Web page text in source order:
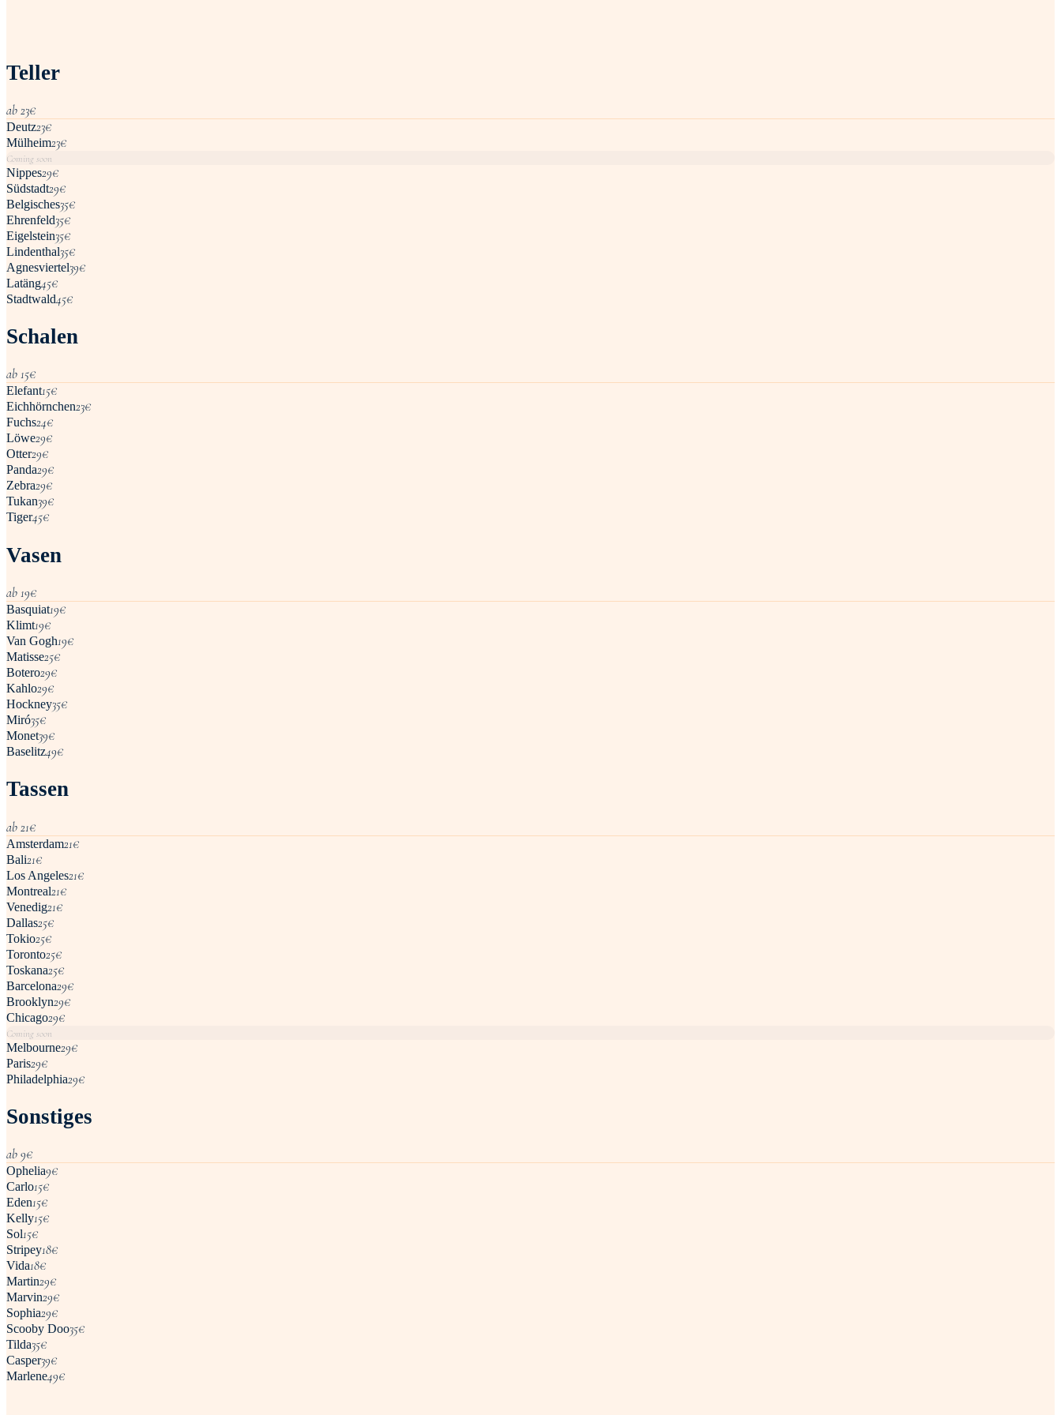
Teller
ab 23€
Deutz23€
Mülheim23€
Coming soon
Nippes29€
Südstadt29€
Belgisches35€
Ehrenfeld35€
Eigelstein35€
Lindenthal35€
Agnesviertel39€
Latäng45€
Stadtwald45€
Schalen
ab 15€
Elefant15€
Eichhörnchen23€
Fuchs24€
Löwe29€
Otter29€
Panda29€
Zebra29€
Tukan39€
Tiger45€
Vasen
ab 19€
Basquiat19€
Klimt19€
Van Gogh19€
Matisse25€
Botero29€
Kahlo29€
Hockney35€
Miró35€
Monet39€
Baselitz49€
Tassen
ab 21€
Amsterdam21€
Bali21€
Los Angeles21€
Montreal21€
Venedig21€
Dallas25€
Tokio25€
Toronto25€
Toskana25€
Barcelona29€
Brooklyn29€
Chicago29€
Coming soon
Melbourne29€
Paris29€
Philadelphia29€
Sonstiges
ab 9€
Ophelia9€
Carlo15€
Eden15€
Kelly15€
Sol15€
Stripey18€
Vida18€
Martin29€
Marvin29€
Sophia29€
Scooby Doo35€
Tilda35€
Casper39€
Marlene49€